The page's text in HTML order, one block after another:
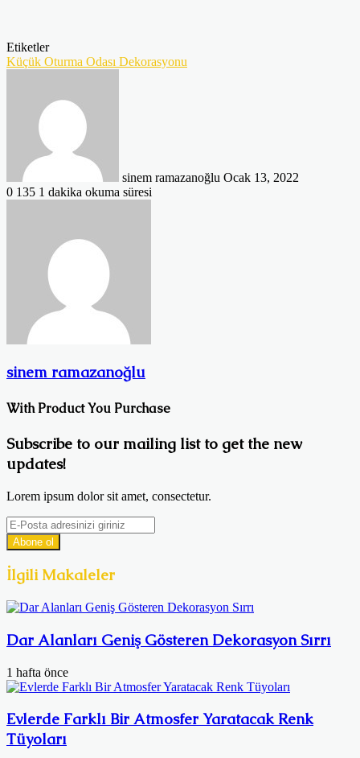
Etiketler
Küçük Oturma Odası Dekorasyonu
sinem ramazanoğlu Ocak 13, 2022
0 135 1 dakika okuma süresi
sinem ramazanoğlu
With Product You Purchase
Subscribe to our mailing list to get the new
updates!
Lorem ipsum dolor sit amet, consectetur.
E-
Posta
adresinizi
giriniz
İlgili Makaleler
Dar Alanları Geniş Gösteren Dekorasyon Sırrı
1 hafta önce
Evlerde Farklı Bir Atmosfer Yaratacak Renk
Tüyoları